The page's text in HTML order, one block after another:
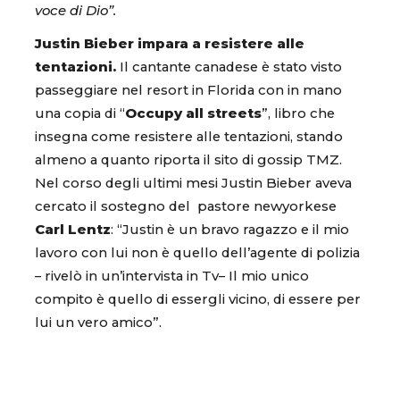
voce di Dio”.
Justin Bieber impara a resistere alle
tentazioni. Il cantante canadese è stato visto
passeggiare nel resort in Florida con in mano
una copia di “Occupy all streets”, libro che
insegna come resistere alle tentazioni, stando
almeno a quanto riporta il sito di gossip TMZ.
Nel corso degli ultimi mesi Justin Bieber aveva
cercato il sostegno del pastore newyorkese
Carl Lentz: “Justin è un bravo ragazzo e il mio
lavoro con lui non è quello dell’agente di polizia
– rivelò in un’intervista in Tv– Il mio unico
compito è quello di essergli vicino, di essere per
lui un vero amico”.